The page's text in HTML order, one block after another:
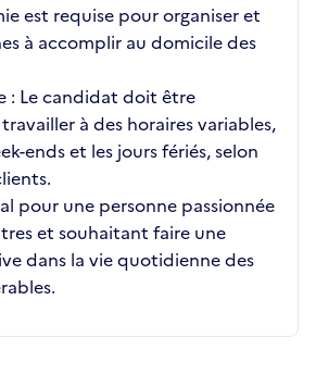
est requise pour organiser et
à accomplir au domicile des
: Le candidat doit être
à des horaires variables,
ends et les jours fériés, selon
pour une personne passionnée
et souhaitant faire une
dans la vie quotidienne des